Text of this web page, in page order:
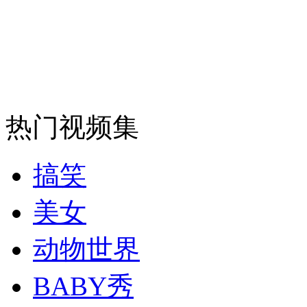
走！跟着总书记去植树
消防员救轻生者
热门视频集
搞笑
美女
动物世界
BABY秀